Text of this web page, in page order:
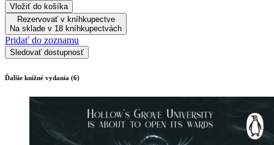
Vložiť do košíka
Rezervovať v kníhkupectve
Na sklade v 18 kníhkupectvách
Pridať do zoznamu
Sledovať dostupnosť
Ďalšie knižné vydania (6)